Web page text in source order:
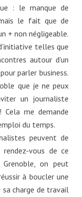
: le manque de
le fait que de
+ non négligeable.
telles que
autour d’un
parler business.
que je ne peux
un journaliste
Cela me demande
du temps.
peuvent de
vous de ce
on peut
à boucler une
sa charge de travail